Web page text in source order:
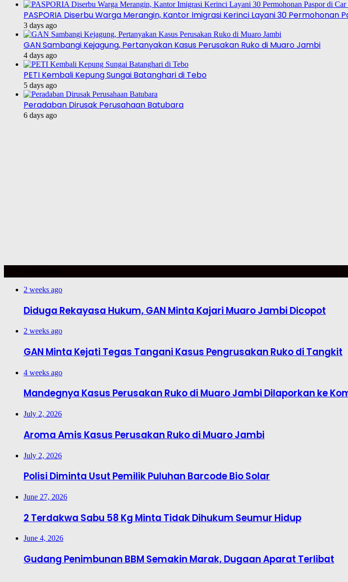
PASPORIA Diserbu Warga Merangin, Kantor Imigrasi Kerinci Layani 30 Permohonan
3 days ago
GAN Sambangi Kejagung, Pertanyakan Kasus Perusakan Ruko di Muaro Jambi
4 days ago
PETI Kembali Kepung Sungai Batanghari di Tebo
5 days ago
Peradaban Dirusak Perusahaan Batubara
6 days ago
2 weeks ago
Diduga Rekayasa Hukum, GAN Minta Kajari Muaro Jambi Dicopot
2 weeks ago
GAN Minta Kejati Tegas Tangani Kasus Pengrusakan Ruko di Tangkit
4 weeks ago
Mandegnya Kasus Perusakan Ruko di Muaro Jambi Dilaporkan ke
July 2, 2026
Aroma Amis Kasus Perusakan Ruko di Muaro Jambi
July 2, 2026
Polisi Diminta Usut Pemilik Puluhan Barcode Bio Solar
June 27, 2026
2 Terdakwa Sabu 58 Kg Minta Tidak Dihukum Seumur Hidup
June 4, 2026
Gudang Penimbunan BBM Semakin Marak, Dugaan Aparat Terlibat